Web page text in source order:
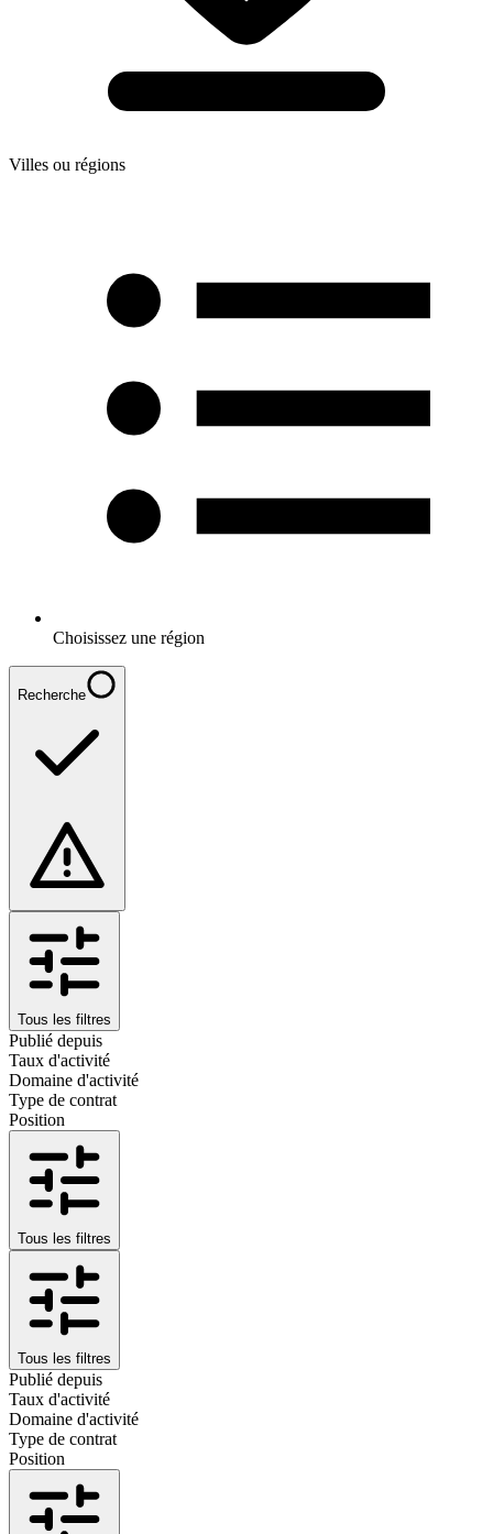
Villes ou régions
Choisissez une région
Recherche
Tous les filtres
Publié depuis
Taux d'activité
Domaine d'activité
Type de contrat
Position
Tous les filtres
Tous les filtres
Publié depuis
Taux d'activité
Domaine d'activité
Type de contrat
Position